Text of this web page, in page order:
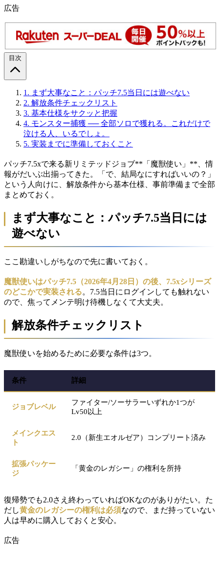
広告
目次
1. まず大事なこと：パッチ7.5当日には遊べない
2. 解放条件チェックリスト
3. 基本仕様をサクッと把握
4. モンスター捕獲 ── 全部ソロで獲れる。これだけで
泣ける人、いるでしょ。
5. 実装までに準備しておくこと
パッチ7.5xで来る新リミテッドジョブ**「魔獣使い」**、情
報がだいぶ出揃ってきた。「で、結局なにすればいいの？」
という人向けに、解放条件から基本仕様、事前準備まで全部
まとめておく。
まず大事なこと：パッチ7.5当日には
遊べない
ここ勘違いしがちなので先に書いておく。
魔獣使いはパッチ7.5（2026年4月28日）の後、7.5xシリーズ
のどこかで実装される。7.5当日にログインしても触れない
ので、焦ってメンテ明け待機しなくて大丈夫。
解放条件チェックリスト
魔獣使いを始めるために必要な条件は3つ。
条件 詳細
ジョブレベル
ファイター/ソーサラーいずれか1つが
Lv50以上
メインクエス
ト
2.0（新生エオルゼア）コンプリート済み
拡張パッケー
ジ
「黄金のレガシー」の権利を所持
復帰勢でも2.0さえ終わっていればOKなのがありがたい。た
だし黄金のレガシーの権利は必須なので、まだ持っていない
人は早めに購入しておくと安心。
広告